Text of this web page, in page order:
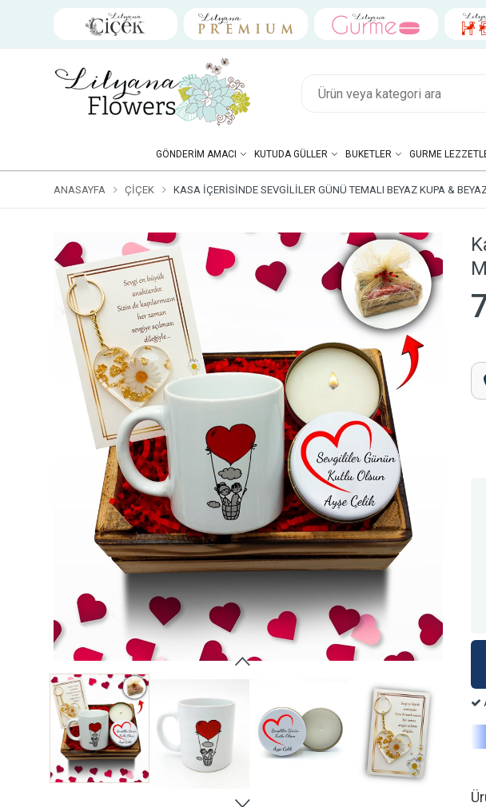
GÖNDERIM AMACI KUTUDA GÜLLER BUKETLER GURME
ANASAYFA ÇIÇEK KASA İÇERISINDE SEVGILILER GÜNÜ TEMALI BEYAZ KUPA &